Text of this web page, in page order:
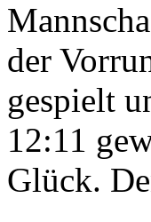
der
gespielt
12:11
Glück.